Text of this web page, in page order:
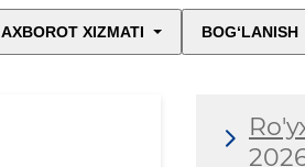
AXBOROT XIZMATI BOG‘LANISH